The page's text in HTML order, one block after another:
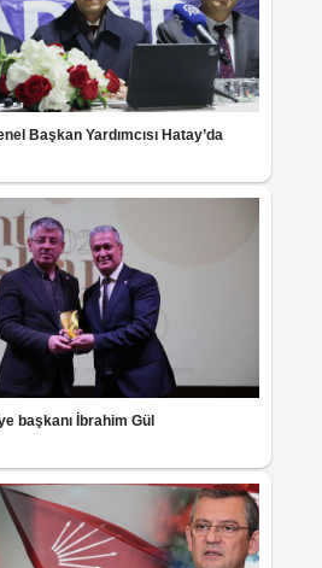
Başkan Yardımcısı Hatay’da
başkanı İbrahim Gül